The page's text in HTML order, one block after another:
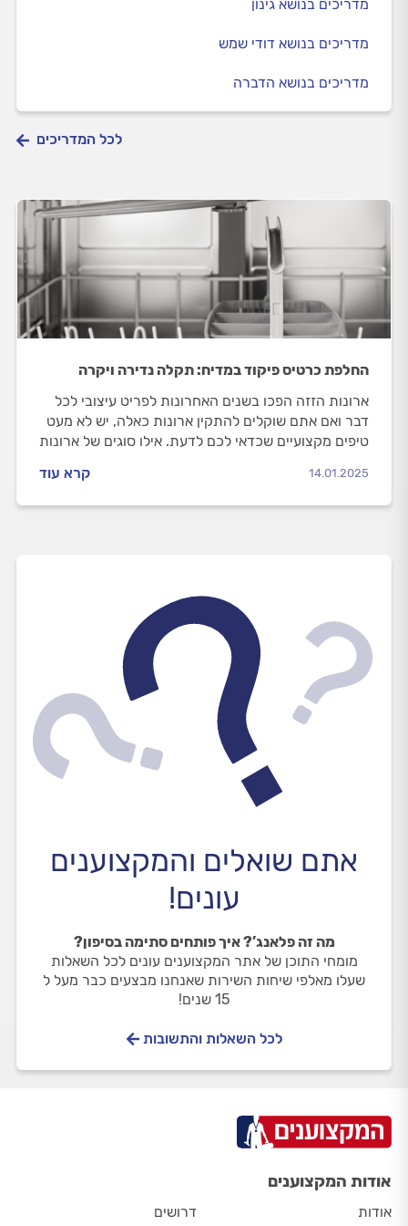
מדריכים בנושא גינון
מדריכים בנושא דודי שמש
מדריכים בנושא הדברה
לכל המדריכים
החלפת כרטיס פיקוד במדיח: תקלה נדירה ויקרה
ארונות הזזה הפכו בשנים האחרונות לפריט עיצובי לכל
דבר ואם אתם שוקלים להתקין ארונות כאלה, יש לא מעט
טיפים מקצועיים שכדאי לכם לדעת. אילו סוגים של ארונות
מתחזקים אותם? כל התשובות.
14.01.2025 קרא עוד
אתם שואלים והמקצוענים
עונים!
מה זה פלאנג’? איך פותחים סתימה בסיפון?
מומחי התוכן של אתר המקצוענים עונים לכל השאלות
שעלו מאלפי שיחות השירות שאנחנו מבצעים כבר מעל ל
15 שנים!
לכל השאלות והתשובות
אודות המקצוענים
אודות דרושים